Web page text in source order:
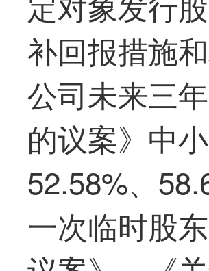
补回报措施
公司未来三
的议案》中
52.58%、
一次临时股